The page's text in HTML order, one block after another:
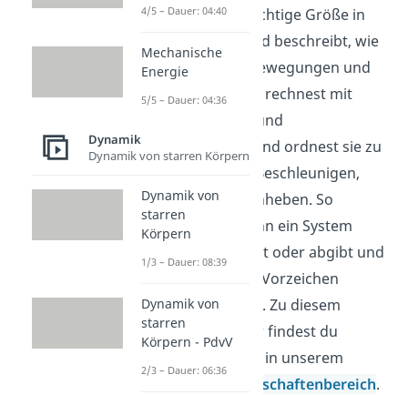
Arbeit ist eine wichtige Größe in
der Mechanik und beschreibt, wie
sich Energie in Bewegungen und
Kräften zeigt. Du rechnest mit
Kräften, Wegen und
Energieformen und ordnest sie zu
Situationen wie Beschleunigen,
Bremsen oder Anheben. So
erkennst du, wann ein System
Energie bekommt oder abgibt und
wie das mit dem Vorzeichen
zusammenhängt. Zu diesem
Thema und mehr findest du
passende Videos in unserem
Ingenieurwissenschaftenbereich.
4/5 – Dauer: 04:40
Mechanische
Energie
5/5 – Dauer: 04:36
Dynamik
Dynamik von starren Körpern
Dynamik von
starren
Körpern
1/3 – Dauer: 08:39
Dynamik von
starren
Körpern - PdvV
2/3 – Dauer: 06:36